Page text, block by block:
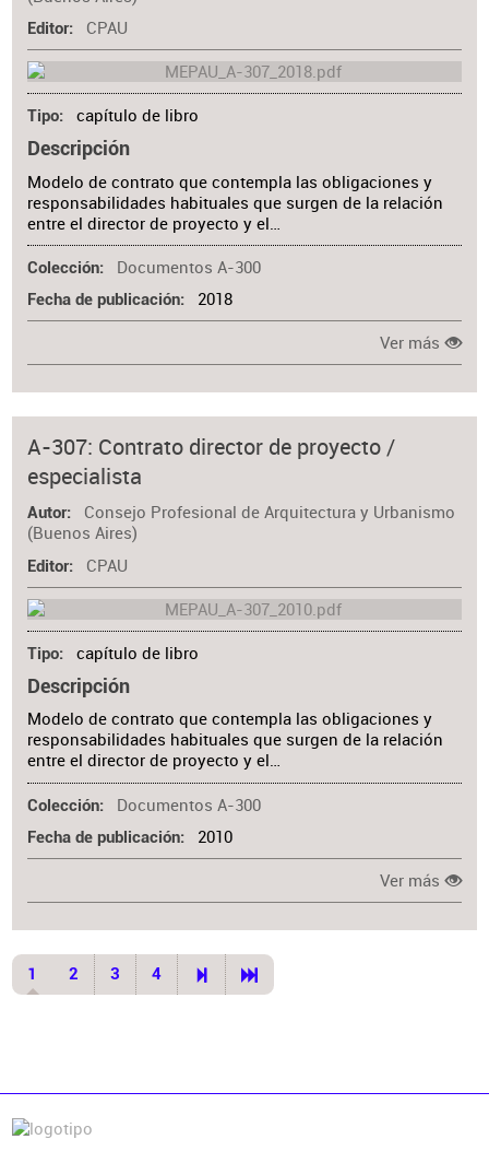
Editor CPAU
Tipo capítulo de libro
Descripción
Modelo de contrato que contempla las obligaciones y
responsabilidades habituales que surgen de la relación
entre el director de proyecto y el…
Colección Documentos A-300
Fecha de publicación 2018
Ver más
A-307: Contrato director de proyecto /
especialista
Autor
Consejo Profesional de Arquitectura y Urbanismo
(Buenos Aires)
Editor CPAU
Tipo capítulo de libro
Descripción
Modelo de contrato que contempla las obligaciones y
responsabilidades habituales que surgen de la relación
entre el director de proyecto y el…
Colección Documentos A-300
Fecha de publicación 2010
Ver más
1 2 3 4